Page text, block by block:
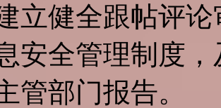
立健全跟帖评
安全管理制度
管部门报告。